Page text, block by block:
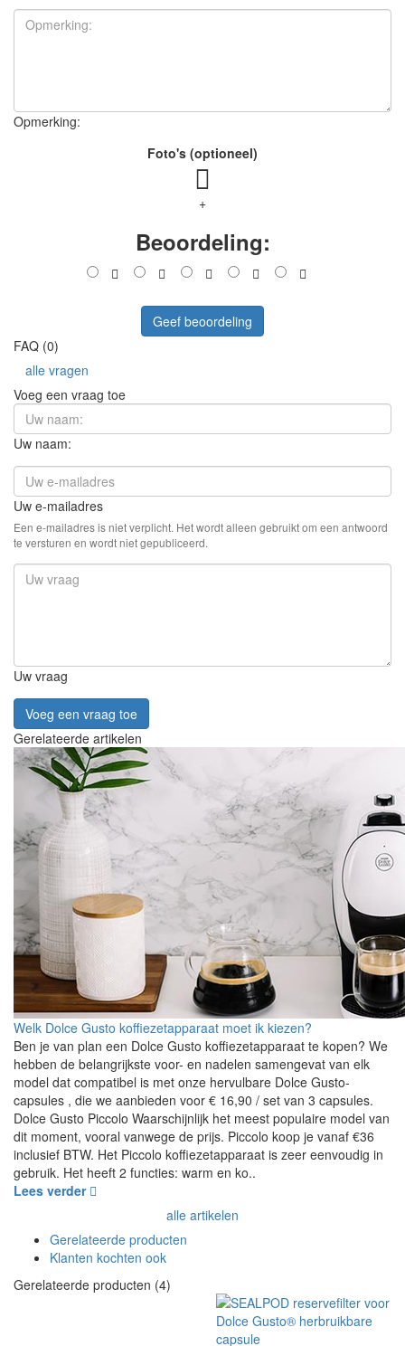
Opmerking:
Foto's (optioneel)
+
Beoordeling:
Geef beoordeling
FAQ (0)
alle vragen
Voeg een vraag toe
Uw naam:
Uw e-mailadres
Een e-mailadres is niet verplicht. Het wordt alleen gebruikt om een antwoord
te versturen en wordt niet gepubliceerd.
Uw vraag
Voeg een vraag toe
Gerelateerde artikelen
Welk Dolce Gusto koffiezetapparaat moet ik kiezen?
Ben je van plan een Dolce Gusto koffiezetapparaat te kopen? We
hebben de belangrijkste voor- en nadelen samengevat van elk
model dat compatibel is met onze hervulbare Dolce Gusto-
capsules , die we aanbieden voor € 16,90 / set van 3 capsules.
Dolce Gusto Piccolo Waarschijnlijk het meest populaire model van
dit moment, vooral vanwege de prijs. Piccolo koop je vanaf €36
inclusief BTW. Het Piccolo koffiezetapparaat is zeer eenvoudig in
gebruik. Het heeft 2 functies: warm en ko..
Lees verder
alle artikelen
Gerelateerde producten
Klanten kochten ook
Gerelateerde producten (4)